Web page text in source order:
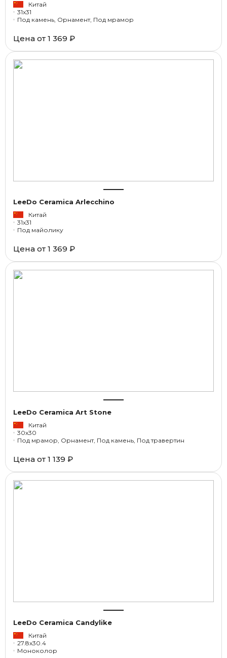
Китай
31x31
Под камень, Орнамент, Под мрамор
Цена от 1 369 ₽
LeeDo Ceramica Arlecchino
Китай
31x31
Под майолику
Цена от 1 369 ₽
LeeDo Ceramica Art Stone
Китай
30x30
Под мрамор, Орнамент, Под камень, Под травертин
Цена от 1 139 ₽
LeeDo Ceramica Candylike
Китай
27.8x30.4
Моноколор